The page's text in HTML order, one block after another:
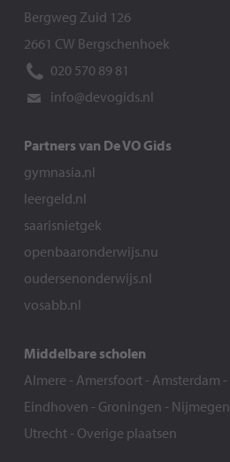
Bergweg Zuid 126
2661 CW Bergschenhoek
020 570 89 81
info@devogids.nl
Partners van De VO Gids
gymnasia.nl
leergeld.nl
saarisnietgek
openbaaronderwijs.nu
oudersenonderwijs.nl
vosabb.nl
Middelbare scholen
Almere - Amersfoort- Amsterdam -
Eindhoven - Groningen - Nijmegen
Utrecht- Overige plaatsen